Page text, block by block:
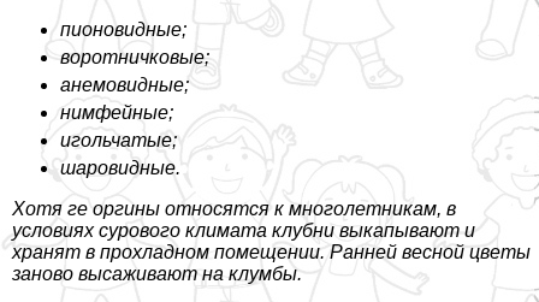
пионовидные;
воротничковые;
анемовидные;
нимфейные;
игольчатые;
шаровидные.
Хотя ге opгины относятся к многолетникам, в
условиях сурового климата клубни выкапывают и
хранят в прохладном помещении. Ранней весной цветы
заново высаживают на клумбы.